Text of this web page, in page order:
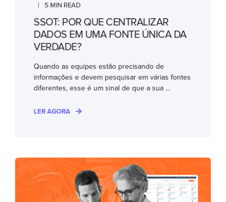
5 MIN READ
SSOT: POR QUE CENTRALIZAR
DADOS EM UMA FONTE ÚNICA DA
VERDADE?
Quando as equipes estão precisando de
informações e devem pesquisar em várias fontes
diferentes, esse é um sinal de que a sua ...
LER AGORA